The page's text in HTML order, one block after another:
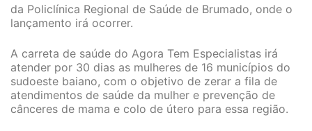
da Policlínica Regional de Saúde de Brumado, onde o
lançamento irá ocorrer.
A carreta de saúde do Agora Tem Especialistas irá
atender por 30 dias as mulheres de 16 municípios do
sudoeste baiano, com o objetivo de zerar a fila de
atendimentos de saúde da mulher e prevenção de
cânceres de mama e colo de útero para essa região.